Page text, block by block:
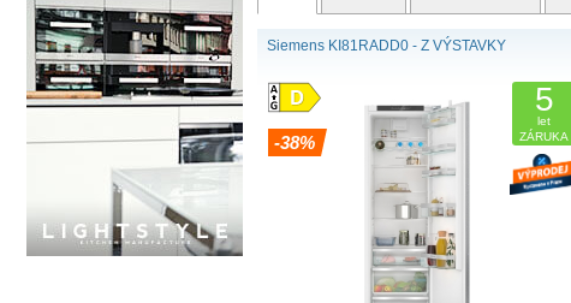
Siemens KI81RADD0 - Z VÝSTAVKY
-38%
5
let
ZÁRUKA